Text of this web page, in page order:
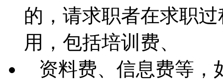
的，请求职者在求职
用，包括培训费、
资料费、信息费等，